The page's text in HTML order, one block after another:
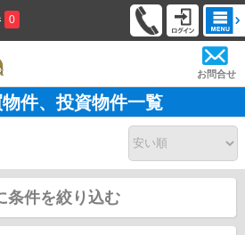
0
お問合せ
件、投資物件一覧
条件を絞り込む